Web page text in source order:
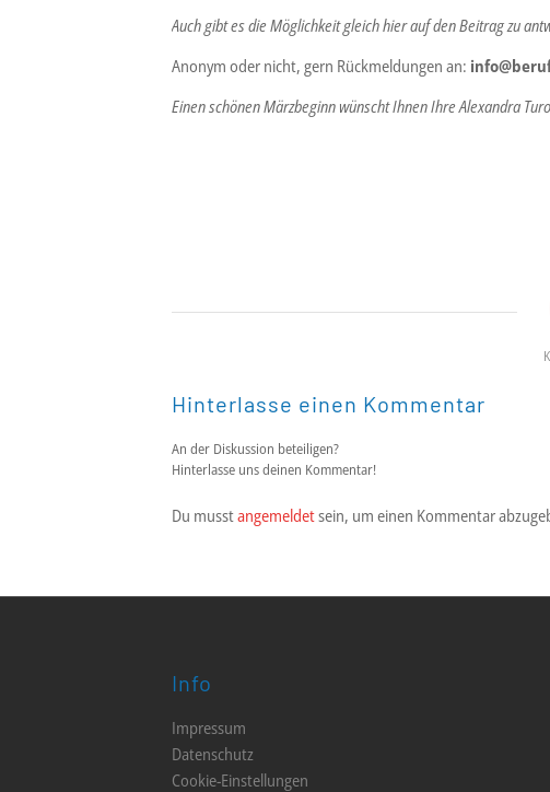
Auch gibt es die Möglichkeit gleich hier auf den Beitrag zu
Anonym oder nicht, gern Rückmeldungen an:
Einen schönen Märzbeginn wünscht Ihnen Ihre Alexandra
Hinterlasse einen Kommentar
An der Diskussion beteiligen?
Hinterlasse uns deinen Kommentar!
Du musstangemeldetsein, um einen Kommentar
Info
Impressum
Datenschutz
Cookie-Einstellungen